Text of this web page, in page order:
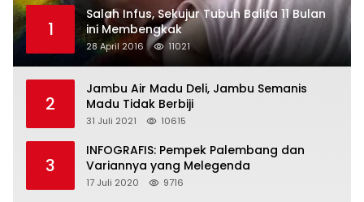
1
Salah Infus, Sekujur Tubuh Balita 11 Bulan
ini Membengkak
28 April 2016 11021
2
Jambu Air Madu Deli, Jambu Semanis
Madu Tidak Berbiji
31 Juli 2021 10615
3
INFOGRAFIS: Pempek Palembang dan
Variannya yang Melegenda
17 Juli 2020 9716